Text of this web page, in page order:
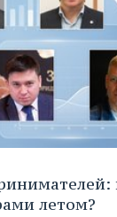
летом?